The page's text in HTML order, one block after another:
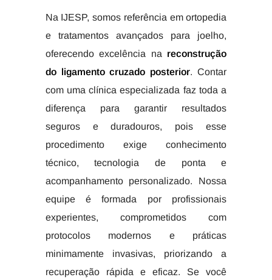
Na IJESP, somos referência em ortopedia
e tratamentos avançados para joelho,
oferecendo excelência na reconstrução
do ligamento cruzado posterior. Contar
com uma clínica especializada faz toda a
diferença para garantir resultados
seguros e duradouros, pois esse
procedimento exige conhecimento
técnico, tecnologia de ponta e
acompanhamento personalizado. Nossa
equipe é formada por profissionais
experientes, comprometidos com
protocolos modernos e práticas
minimamente invasivas, priorizando a
recuperação rápida e eficaz. Se você